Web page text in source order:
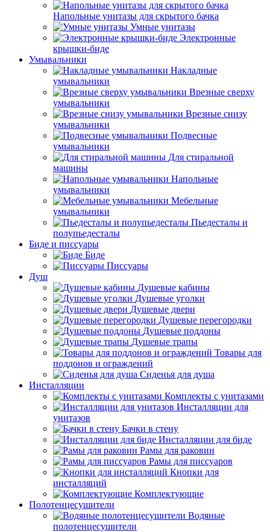
Напольные унитазы для скрытого бачка
Умные унитазы
Электронные
крышки-биде
Умывальники
Накладные
умывальники
Врезные сверху
умывальники
Врезные снизу
умывальники
Подвесные
умывальники
Для стиральной
машины
Напольные
умывальники
Мебельные
умывальники
Пьедесталы и
полупьедесталы
Биде и писсуары
Биде
Писсуары
Душ
Душевые кабины
Душевые уголки
Душевые двери
Душевые перегородки
Душевые поддоны
Душевые трапы
Товары для
поддонов и ограждений
Сиденья для душа
Инсталляции
Комплекты с унитазами
Инсталляции для
унитазов
Бачки в стену
Инсталляции для биде
Рамы для раковин
Рамы для писсуаров
Кнопки для
инсталляций
Комплектующие
Полотенцесушители
Водяные
полотенцесушители